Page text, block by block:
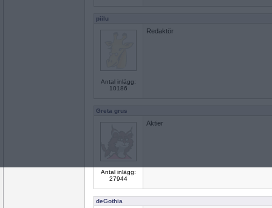
piilu
Antal inlägg:
10186
Redaktör
Greta grus
Antal inlägg:
27944
Aktier
deGothia